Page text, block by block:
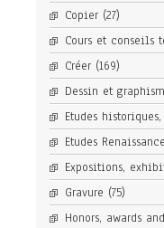
Copier (27)
Cours et conseils
Créer (169)
Dessin et
Etudes
Etudes Renaissance
Expositions,
Gravure (75)
Honors, awards